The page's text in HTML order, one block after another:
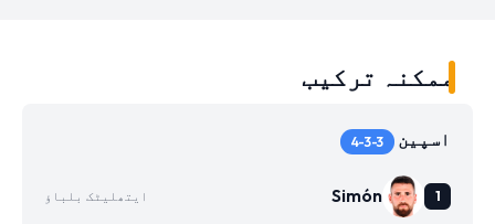
ممکنہ ترکیب
اسپین 4-3-3
Simón ایتھلیٹک بلباؤ